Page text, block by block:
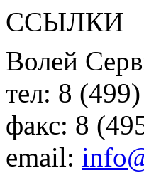
ССЫЛКИ
Волей
тел: 8
факс: 8
email: